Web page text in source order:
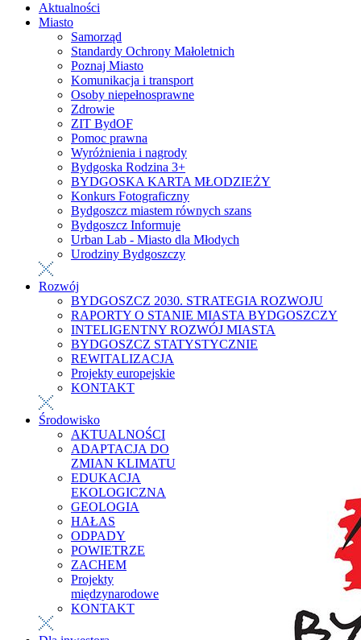
Aktualności
Miasto
Samorząd
Standardy Ochrony Małoletnich
Poznaj Miasto
Komunikacja i transport
Osoby niepełnosprawne
Zdrowie
ZIT BydOF
Pomoc prawna
Wyróżnienia i nagrody
Bydgoska Rodzina 3+
BYDGOSKA KARTA MŁODZIEŻY
Konkurs Fotograficzny
Bydgoszcz miastem równych szans
Bydgoszcz Informuje
Urban Lab - Miasto dla Młodych
Urodziny Bydgoszczy
Rozwój
BYDGOSZCZ 2030. STRATEGIA ROZWOJU
RAPORTY O STANIE MIASTA BYDGOSZCZY
INTELIGENTNY ROZWÓJ MIASTA
BYDGOSZCZ STATYSTYCZNIE
REWITALIZACJA
Projekty europejskie
KONTAKT
Środowisko
AKTUALNOŚCI
ADAPTACJA DO
ZMIAN KLIMATU
EDUKACJA
EKOLOGICZNA
GEOLOGIA
HAŁAS
ODPADY
POWIETRZE
ZACHEM
Projekty
międzynarodowe
KONTAKT